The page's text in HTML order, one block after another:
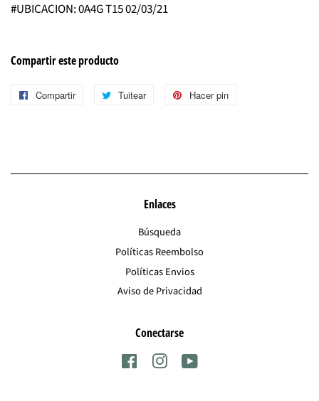
#UBICACION: 0A4G T15 02/03/21
Compartir este producto
Compartir
CompartirTuitear
Tuitear
Hacer pin
Enlaces
Búsqueda
Políticas Reembolso
Políticas Envios
Aviso de Privacidad
Conectarse
FacebookInstagram